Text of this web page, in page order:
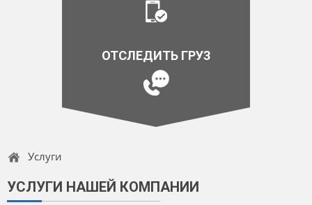
ОТСЛЕДИТЬ ГРУЗ
Услуги
УСЛУГИ НАШЕЙ КОМПАНИИ